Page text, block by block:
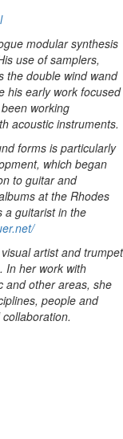
modular synthesis
use of samplers,
the double wind wand
his early work focused
working
acoustic instruments.
forms is particularly
which began
to guitar and
at the Rhodes
a guitarist in the
artist and trumpet
In her work with
and other areas, she
people and